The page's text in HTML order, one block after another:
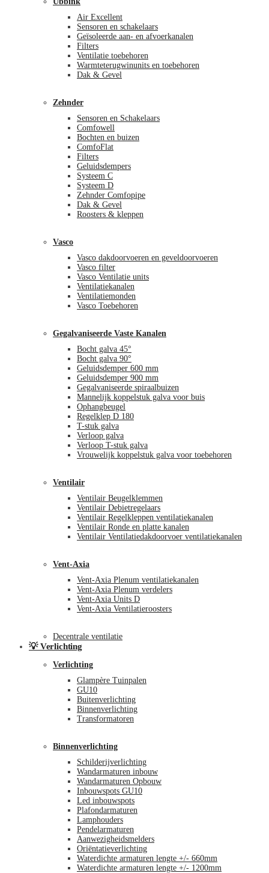
Air Excellent
Sensoren en schakelaars
Geïsoleerde aan- en afvoerkanalen
Filters
Ventilatie toebehoren
Warmteterugwinunits en toebehoren
Dak & Gevel
Zehnder
Sensoren en Schakelaars
Comfowell
Bochten en buizen
ComfoFlat
Filters
Geluidsdempers
Systeem C
Systeem D
Zehnder Comfopipe
Dak & Gevel
Roosters & kleppen
Vasco
Vasco dakdoorvoeren en geveldoorvoeren
Vasco filter
Vasco Ventilatie units
Ventilatiekanalen
Ventilatiemonden
Vasco Toebehoren
Gegalvaniseerde Vaste Kanalen
Bocht galva 45°
Bocht galva 90°
Geluidsdemper 600 mm
Geluidsdemper 900 mm
Gegalvaniseerde spiraalbuizen
Mannelijk koppelstuk galva voor buis
Ophangbeugel
Regelklep D 180
T-stuk galva
Verloop galva
Verloop T-stuk galva
Vrouwelijk koppelstuk galva voor toebehoren
Ventilair
Ventilair Beugelklemmen
Ventilair Debietregelaars
Ventilair Regelkleppen ventilatiekanalen
Ventilair Ronde en platte kanalen
Ventilair Ventilatiedakdoorvoer ventilatiekanalen
Vent-Axia
Vent-Axia Plenum ventilatiekanalen
Vent-Axia Plenum verdelers
Vent-Axia Units D
Vent-Axia Ventilatieroosters
Decentrale ventilatie
💡 Verlichting
Verlichting
Glampère Tuinpalen
GU10
Buitenverlichting
Binnenverlichting
Transformatoren
Binnenverlichting
Schilderijverlichting
Wandarmaturen inbouw
Wandarmaturen Opbouw
Inbouwspots GU10
Led inbouwspots
Plafondarmaturen
Lamphouders
Pendelarmaturen
Aanwezigheidsmelders
Oriëntatieverlichting
Waterdichte armaturen lengte +/- 660mm
Waterdichte armaturen lengte +/- 1200mm